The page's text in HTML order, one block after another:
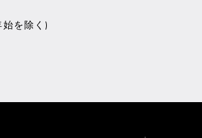
を除く)